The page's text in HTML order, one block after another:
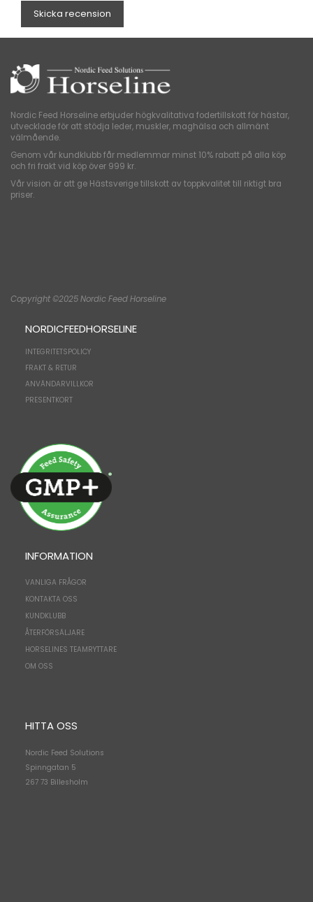
Skicka recension
Nordic Feed Horseline erbjuder högkvalitativa fodertillskott för hästar,
utvecklade för att stödja leder, muskler, maghälsa och allmänt
välmående.
Genom vår kundklubb får medlemmar minst 10% rabatt på alla köp
och fri frakt vid köp över 999 kr.
Vår vision är att ge Hästsverige tillskott av toppkvalitet till riktigt bra
priser.
Copyright ©2025 Nordic Feed Horseline
NORDICFEEDHORSELINE
INTEGRITETSPOLICY
FRAKT & RETUR
ANVÄNDARVILLKOR
PRESENTKORT
INFORMATION
VANLIGA FRÅGOR
KONTAKTA OSS
KUNDKLUBB
ÅTERFÖRSÄLJARE
HORSELINES TEAMRYTTARE
OM OSS
HITTA OSS
Nordic Feed Solutions
Spinngatan 5
267 73 Billesholm